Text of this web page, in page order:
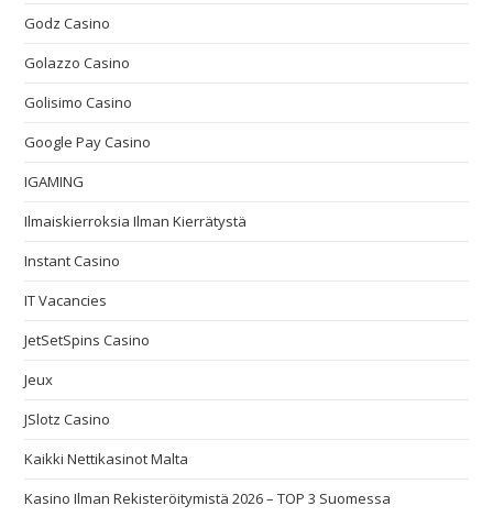
Godz Casino
Golazzo Casino
Golisimo Casino
Google Pay Casino
IGAMING
Ilmaiskierroksia Ilman Kierrätystä
Instant Casino
IT Vacancies
JetSetSpins Casino
Jeux
JSlotz Casino
Kaikki Nettikasinot Malta
Kasino Ilman Rekisteröitymistä 2026 – TOP 3 Suomessa